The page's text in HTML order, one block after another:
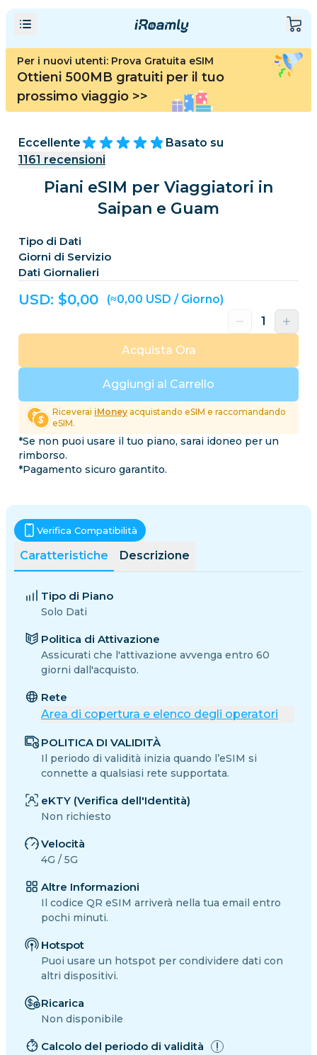
Per i nuovi utenti: Prova Gratuita eSIM
Ottieni 500MB gratuiti per il tuo
prossimo viaggio >>
Eccellente
Basato su
1161 recensioni
Piani eSIM per Viaggiatori in
Saipan e Guam
Tipo di Dati
Giorni di Servizio
Dati Giornalieri
USD: $0,00 (≈0,00 USD / Giorno)
Aggiungi al Carrello
Acquista Ora
Riceverai iMoney acquistando eSIM e raccomandando
eSIM.
*Se non puoi usare il tuo piano, sarai idoneo per un
rimborso.
*Pagamento sicuro garantito.
Caratteristiche Descrizione
Verifica Compatibilità
Tipo di Piano
Solo Dati
Politica di Attivazione
Assicurati che l'attivazione avvenga entro 60
giorni dall'acquisto.
Rete
Area di copertura e elenco degli operatori
POLITICA DI VALIDITÀ
Il periodo di validità inizia quando l’eSIM si
connette a qualsiasi rete supportata.
eKTY (Verifica dell'Identità)
Non richiesto
Velocità
4G / 5G
Altre Informazioni
Il codice QR eSIM arriverà nella tua email entro
pochi minuti.
Hotspot
Puoi usare un hotspot per condividere dati con
altri dispositivi.
Ricarica
Non disponibile
Calcolo del periodo di validità